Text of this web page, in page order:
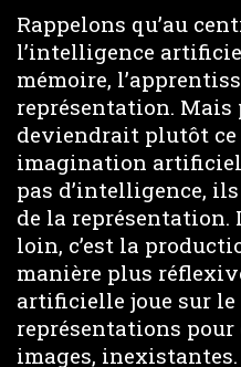
Rappelons qu’au
l’intelligence
mémoire,
représentation. Mais
deviendrait plutôt ce
imagination
pas d’intelligence,
de la représentation.
loin, c’est la
manière plus
artificielle joue sur le
représentations pour
images,